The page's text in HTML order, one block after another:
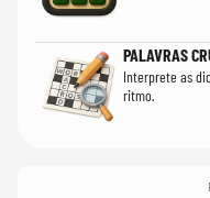
PALAVRAS
Interprete as
ritmo.